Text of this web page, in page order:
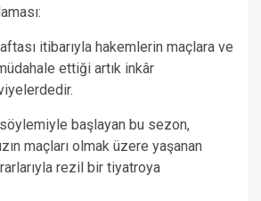
itibarıyla hakemlerin maçlara ve
ettiği artık inkâr
başlayan bu sezon,
maçları olmak üzere yaşanan
rezil bir tiyatroya